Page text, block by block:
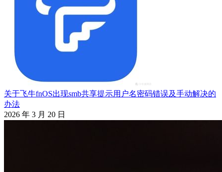
关于飞牛fnOS出现smb共享提示用户名密码错误及手动解决的
办法
2026 年 3 月 20 日